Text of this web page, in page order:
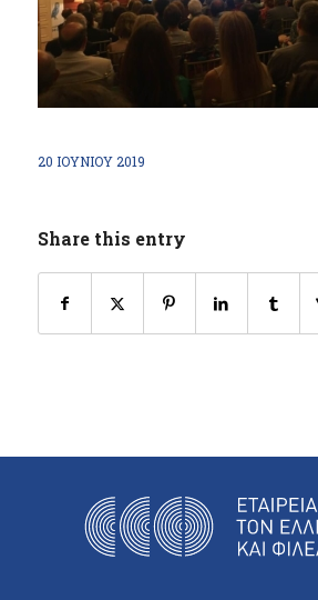
20 ΙΟΥΝΊΟΥ 2019
Share this entry